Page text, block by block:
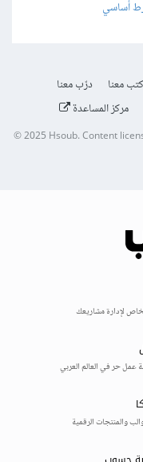
معنا
درّب معنا
مركز المساعدة
© 2025 Hsoub.Content